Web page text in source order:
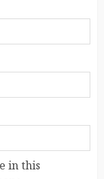
in this